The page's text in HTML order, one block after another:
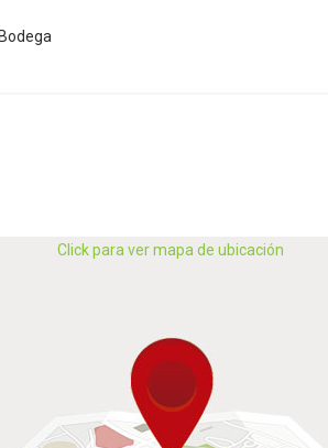
Bodega
Click para ver mapa de ubicación